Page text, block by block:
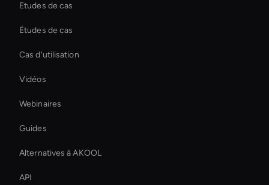
Etudes de cas
Études de cas
Cas d'utilisation
Vidéos
Webinaires
Guides
Alternatives à AKOOL
API